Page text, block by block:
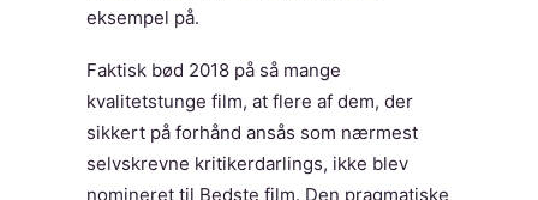
eksempel på.
Faktisk bød 2018 på så mange
kvalitetstunge film, at flere af dem, der
sikkert på forhånd ansås som nærmest
selvskrevne kritikerdarlings, ikke blev
nomineret til Bedste film. Den pragmatiske